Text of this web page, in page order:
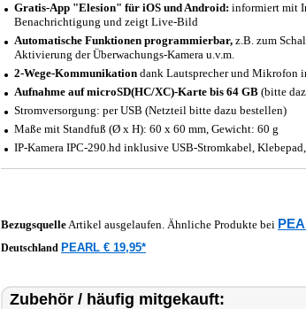
Gratis-App "Elesion" für iOS und Android: informiert mit
Benachrichtigung und zeigt Live-Bild
Automatische Funktionen programmierbar, z.B. zum
Aktivierung der Überwachungs-Kamera u.v.m.
2-Wege-Kommunikation dank Lautsprecher und Mikrofon
Aufnahme auf microSD(HC/XC)-Karte bis 64 GB (bitte
Stromversorgung: per USB (Netzteil bitte dazu bestellen)
Maße mit Standfuß (Ø x H): 60 x 60 mm, Gewicht: 60 g
IP-Kamera IPC-290.hd inklusive USB-Stromkabel,
BezugsquelleArtikel ausgelaufen. Ähnliche Produkte bei
Deutschland PEARL € 19,95*
Zubehör / häufig mitgekauft: